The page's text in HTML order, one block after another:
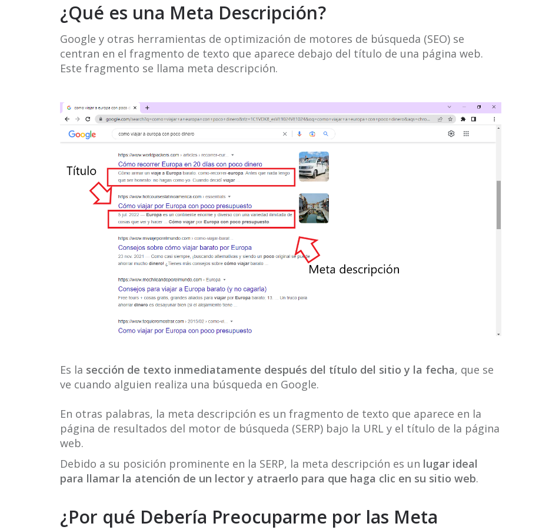
¿Qué es una Meta Descripción?
Google y otras herramientas de optimización de motores de búsqueda (SEO) se
centran en el fragmento de texto que aparece debajo del título de una página web.
Este fragmento se llama meta descripción.
Es la sección de texto inmediatamente después del título del sitio y la fecha, que se
ve cuando alguien realiza una búsqueda en Google.
En otras palabras, la meta descripción es un fragmento de texto que aparece en la
página de resultados del motor de búsqueda (SERP) bajo la URL y el título de la página
web.
Debido a su posición prominente en la SERP, la meta descripción es un lugar ideal
para llamar la atención de un lector y atraerlo para que haga clic en su sitio web.
¿Por qué Debería Preocuparme por las Meta